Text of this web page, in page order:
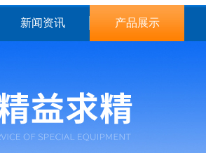
新闻资讯 产品展示